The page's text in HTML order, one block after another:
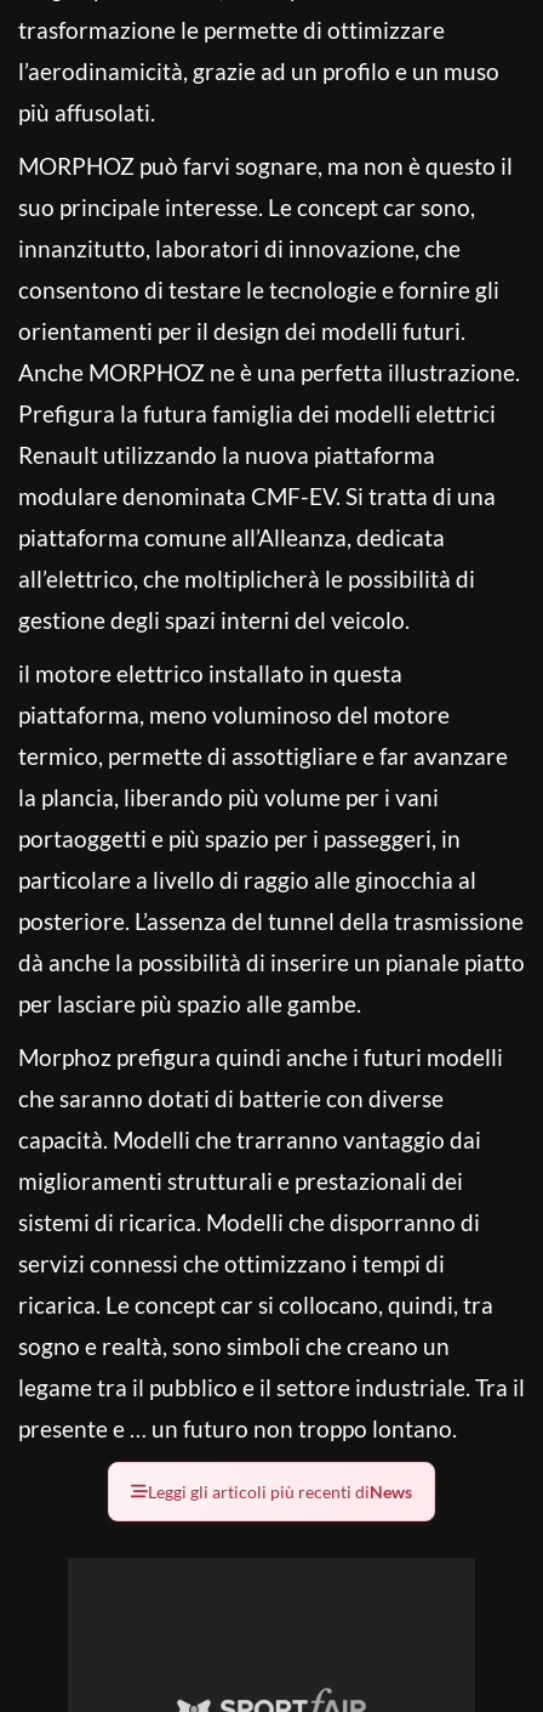
trasformazione le permette di ottimizzare
l’aerodinamicità, grazie ad un profilo e un muso
più affusolati.
MORPHOZ può farvi sognare, ma non è questo il
suo principale interesse. Le concept car sono,
innanzitutto, laboratori di innovazione, che
consentono di testare le tecnologie e fornire gli
orientamenti per il design dei modelli futuri.
Anche MORPHOZ ne è una perfetta illustrazione.
Prefigura la futura famiglia dei modelli elettrici
Renault utilizzando la nuova piattaforma
modulare denominata CMF-EV. Si tratta di una
piattaforma comune all’Alleanza, dedicata
all’elettrico, che moltiplicherà le possibilità di
gestione degli spazi interni del veicolo.
il motore elettrico installato in questa
piattaforma, meno voluminoso del motore
termico, permette di assottigliare e far avanzare
la plancia, liberando più volume per i vani
portaoggetti e più spazio per i passeggeri, in
particolare a livello di raggio alle ginocchia al
posteriore. L’assenza del tunnel della trasmissione
dà anche la possibilità di inserire un pianale piatto
per lasciare più spazio alle gambe.
Morphoz prefigura quindi anche i futuri modelli
che saranno dotati di batterie con diverse
capacità. Modelli che trarranno vantaggio dai
miglioramenti strutturali e prestazionali dei
sistemi di ricarica. Modelli che disporranno di
servizi connessi che ottimizzano i tempi di
ricarica. Le concept car si collocano, quindi, tra
sogno e realtà, sono simboli che creano un
legame tra il pubblico e il settore industriale. Tra il
presente e … un futuro non troppo lontano.
Leggi gli articoli più recenti diNews